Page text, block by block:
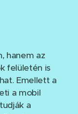
hanem az
felületén is
Emellett a
a mobil
a